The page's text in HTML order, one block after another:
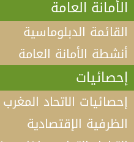
الأمانة العامة
القائمة الدبلوماسية
أنشطة الأمانة العامة
إحصائيات
إحصائيات الاتحاد
الظرفية الإقتصادية